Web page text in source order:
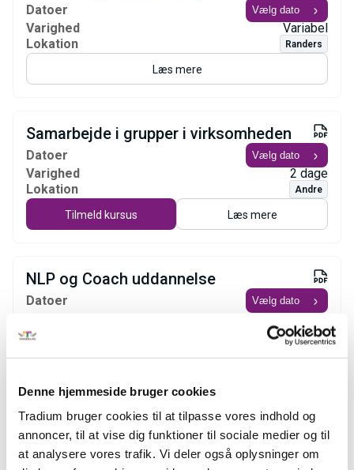
Denne hjemmeside bruger cookies
Tradium bruger cookies til at tilpasse vores indhold og
annoncer, til at vise dig funktioner til sociale medier og til
at analysere vores trafik. Vi deler også oplysninger om
Datoer
Varighed
Variabel
Lokation
Randers
Læs mere
Samarbejde i grupper i virksomheden
Datoer
Varighed
2 dage
Lokation
Andre
Tilmeld kursus Læs mere
NLP og Coach uddannelse
Datoer
Lokation
Randers
Læs mere
Kommunikation som ledelsesværktøj
Varighed